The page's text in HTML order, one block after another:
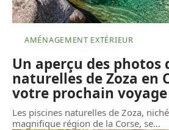
AMÉNAGEMENT EXTÉRIEUR
Un aperçu des photos
naturelles de Zoza en
votre prochain voyage
Les piscines naturelles de Zoza,
magnifique région de la Corse, se…